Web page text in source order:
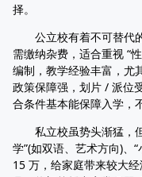
择。
公立校有着不可替代的
需缴纳杂费，适合重视 “
编制，教学经验丰富，尤
政策保障强，划片 / 派位
合条件基本能保障入学，
私立校虽势头渐猛，但
学”(如双语、艺术方向)、
15 万，给家庭带来较大